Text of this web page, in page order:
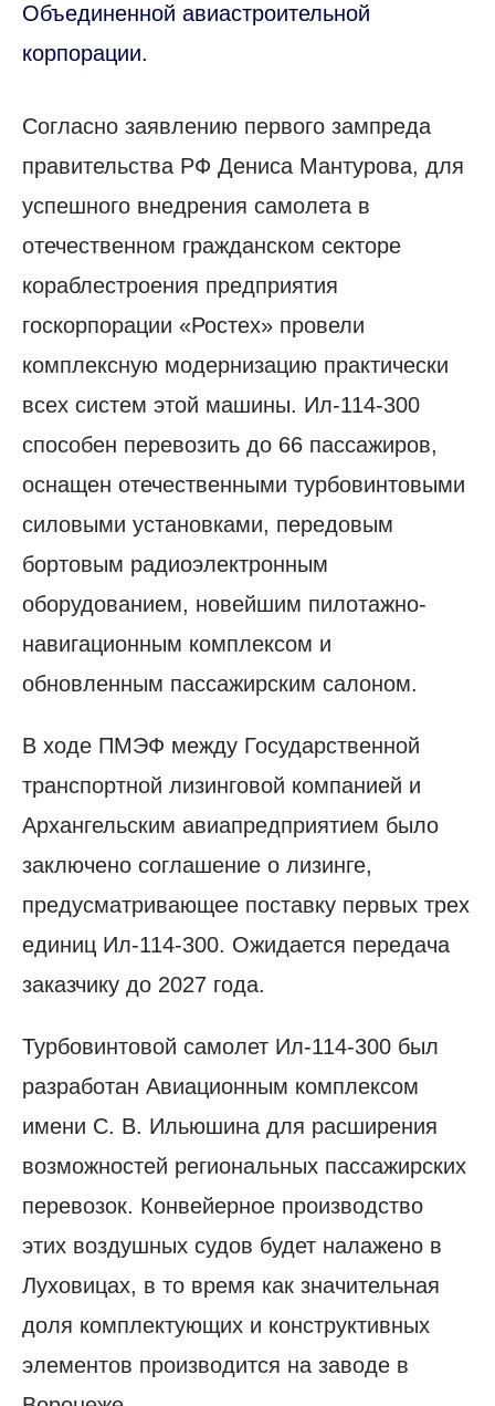
Объединенной авиастроительной
корпорации.
Согласно заявлению первого зампреда
правительства РФ Дениса Мантурова, для
успешного внедрения самолета в
отечественном гражданском секторе
кораблестроения предприятия
госкорпорации «Ростех» провели
комплексную модернизацию практически
всех систем этой машины. Ил-114-300
способен перевозить до 66 пассажиров,
оснащен отечественными турбовинтовыми
силовыми установками, передовым
бортовым радиоэлектронным
оборудованием, новейшим пилотажно-
навигационным комплексом и
обновленным пассажирским салоном.
В ходе ПМЭФ между Государственной
транспортной лизинговой компанией и
Архангельским авиапредприятием было
заключено соглашение о лизинге,
предусматривающее поставку первых трех
единиц Ил-114-300. Ожидается передача
заказчику до 2027 года.
Турбовинтовой самолет Ил-114-300 был
разработан Авиационным комплексом
имени С. В. Ильюшина для расширения
возможностей региональных пассажирских
перевозок. Конвейерное производство
этих воздушных судов будет налажено в
Луховицах, в то время как значительная
доля комплектующих и конструктивных
элементов производится на заводе в